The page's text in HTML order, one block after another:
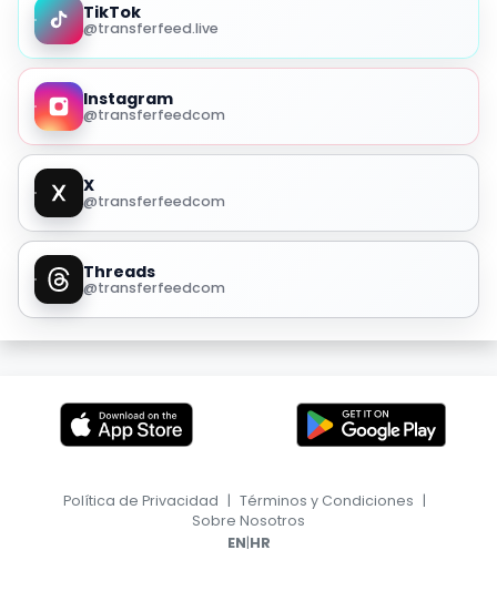
TikTok
@transferfeed.live
Instagram
@transferfeedcom
X
@transferfeedcom
Threads
@transferfeedcom
Política de Privacidad | Términos y Condiciones |
Sobre Nosotros
EN|HR